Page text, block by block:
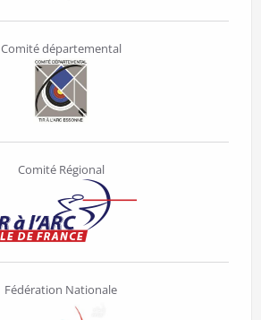
Comité départemental
Comité Régional
Fédération Nationale